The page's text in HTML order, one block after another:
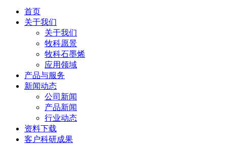
首页
关于我们
关于我们
牧科愿景
牧科石墨烯
应用领域
产品与服务
新闻动态
公司新闻
产品新闻
行业动态
资料下载
客户科研成果